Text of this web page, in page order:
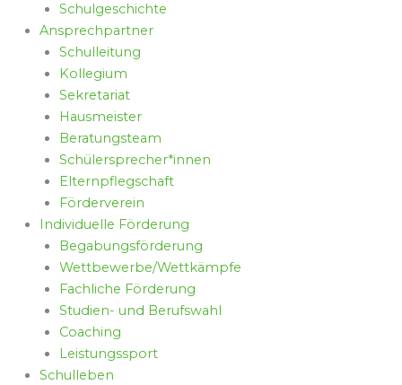
Schulgeschichte
Ansprechpartner
Schulleitung
Kollegium
Sekretariat
Hausmeister
Beratungsteam
Schülersprecher*innen
Elternpflegschaft
Förderverein
Individuelle Förderung
Begabungsförderung
Wettbewerbe/Wettkämpfe
Fachliche Förderung
Studien- und Berufswahl
Coaching
Leistungssport
Schulleben